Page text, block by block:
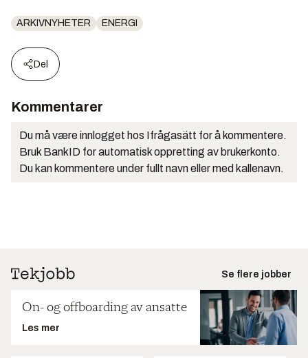
ARKIVNYHETER ENERGI
Del
Kommentarer
Du må være innlogget hos Ifrågasätt for å kommentere.
Bruk BankID for automatisk oppretting av brukerkonto.
Du kan kommentere under fullt navn eller med kallenavn.
Se flere jobber
On- og offboarding av ansatte
Les mer